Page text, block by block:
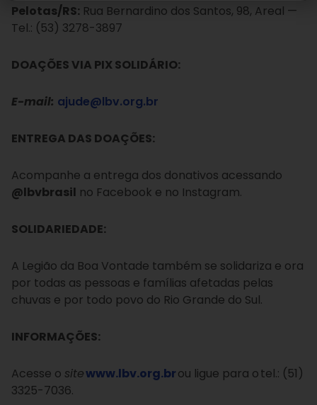
Pelotas/RS: Rua Bernardino dos Santos, 98, Areal —
Tel.: (53) 3278-3897
DOAÇÕES VIA PIX SOLIDÁRIO:
E-mail: ajude@lbv.org.br
ENTREGA DAS DOAÇÕES:
Acompanhe a entrega dos donativos acessando
@lbvbrasil no Facebook e no Instagram.
SOLIDARIEDADE:
A Legião da Boa Vontade também se solidariza e ora
por todas as pessoas e famílias afetadas pelas
chuvas e por todo povo do Rio Grande do Sul.
INFORMAÇÕES:
Acesse o sitewww.lbv.org.brou ligue para o tel.: (51)
3325-7036.